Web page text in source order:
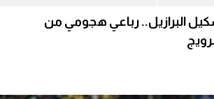
البرازيل.. رباعي هجومي من